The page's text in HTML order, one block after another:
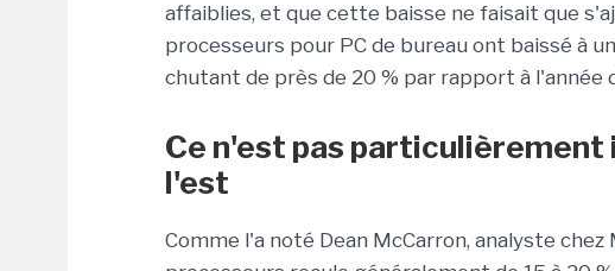
affaiblies, et que cette baisse ne faisait que
processeurs pour PC de bureau ont baissé à
chutant de près de 20 % par rapport à l'année
Ce n'est pas
l'est
Comme l'a noté Dean McCarron, analyste chez